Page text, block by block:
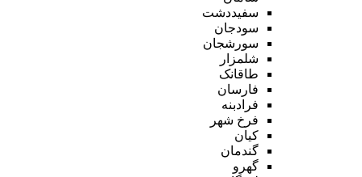
سفیددشت
سودجان
سورشجان
شلمزار
طاقانک
فارسان
فرادبنه
فرخ شهر
کیان
گندمان
گهرو